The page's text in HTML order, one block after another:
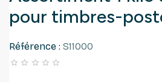
pour timbres-
Référence : S11000
    